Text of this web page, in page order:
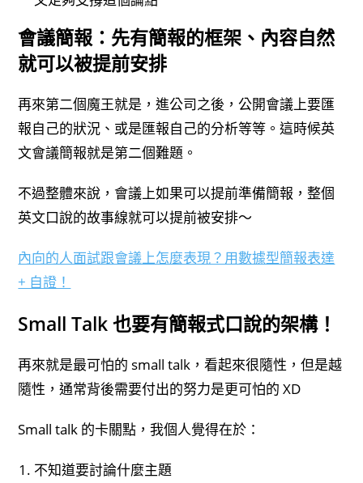
會議簡報：先有簡報的框架、內容自然
就可以被提前安排
再來第二個魔王就是，進公司之後，公開會議上要匯
報自己的狀況、或是匯報自己的分析等等。這時候英
文會議簡報就是第二個難題。
不過整體來說，會議上如果可以提前準備簡報，整個
英文口說的故事線就可以提前被安排～
內向的人面試跟會議上怎麼表現？用數據型簡報表達
+ 自證！
Small Talk 也要有簡報式口說的架構！
再來就是最可怕的 small talk，看起來很隨性，但是越
隨性，通常背後需要付出的努力是更可怕的 XD
Small talk 的卡關點，我個人覺得在於：
不知道要討論什麼主題